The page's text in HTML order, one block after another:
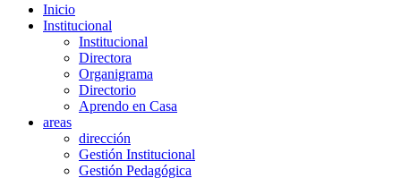
Inicio
Institucional
Institucional
Directora
Organigrama
Directorio
Aprendo en Casa
areas
dirección
Gestión Institucional
Gestión Pedagógica